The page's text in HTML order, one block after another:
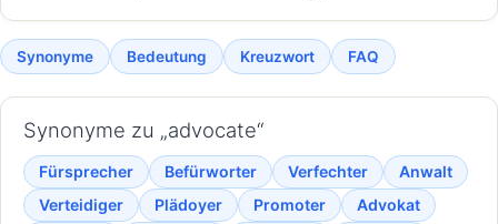
Synonyme Bedeutung Kreuzwort FAQ
Synonyme zu „advocate“
Fürsprecher Befürworter Verfechter
Anwalt
Verteidiger
Plädoyer Promoter
Advokat